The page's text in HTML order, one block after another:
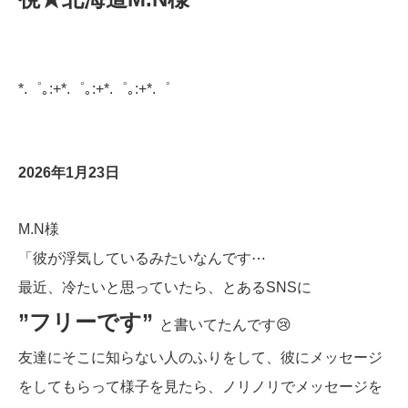
*.゜｡:+*.゜｡:+*.゜｡:+*.゜
2026年1月23日
M.N様
「彼が浮気しているみたいなんです⋯
最近、冷たいと思っていたら、とあるSNSに
”フリーです” と書いてたんです😢
友達にそこに知らない人のふりをして、彼にメッセージ
をしてもらって様子を見たら、ノリノリでメッセージを